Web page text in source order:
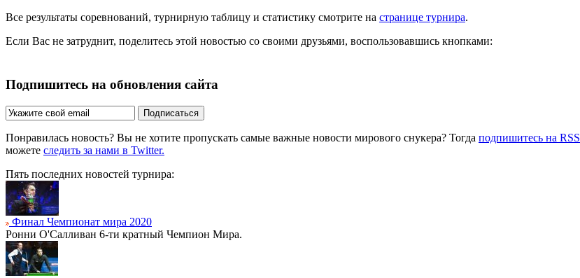
Все результаты соревнований, турнирную таблицу и статистику смотрите на странице турнира.
Если Вас не затруднит, поделитесь этой новостью со своими друзьями, воспользовавшись кнопками:
Подпишитесь на обновления сайта
Подписаться
Понравилась новость? Вы не хотите пропускать самые важные новости мирового снукера? Тогда подпишитесь на RSS
можете следить за нами в Twitter.
Пять последних новостей турнира:
Финал Чемпионат мира 2020
Ронни О'Салливан 6-ти кратный Чемпион Мира.